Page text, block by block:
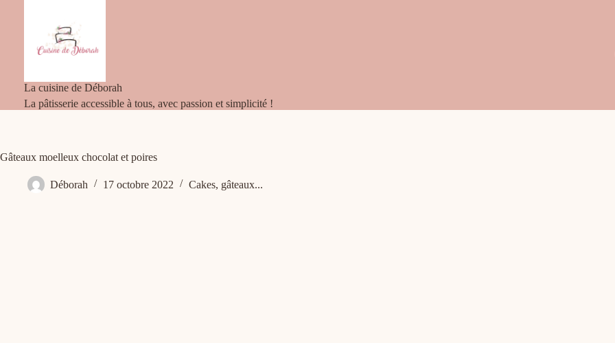
La cuisine de Déborah
La pâtisserie accessible à tous, avec passion et simplicité !
Gâteaux moelleux chocolat et poires
Déborah 17 octobre 2022 Cakes, gâteaux...